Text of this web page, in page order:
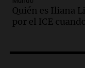
un pozo de
Panorama
Audio.
Quién es Iliana
por el ICE